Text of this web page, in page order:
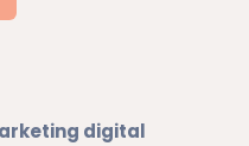
digital